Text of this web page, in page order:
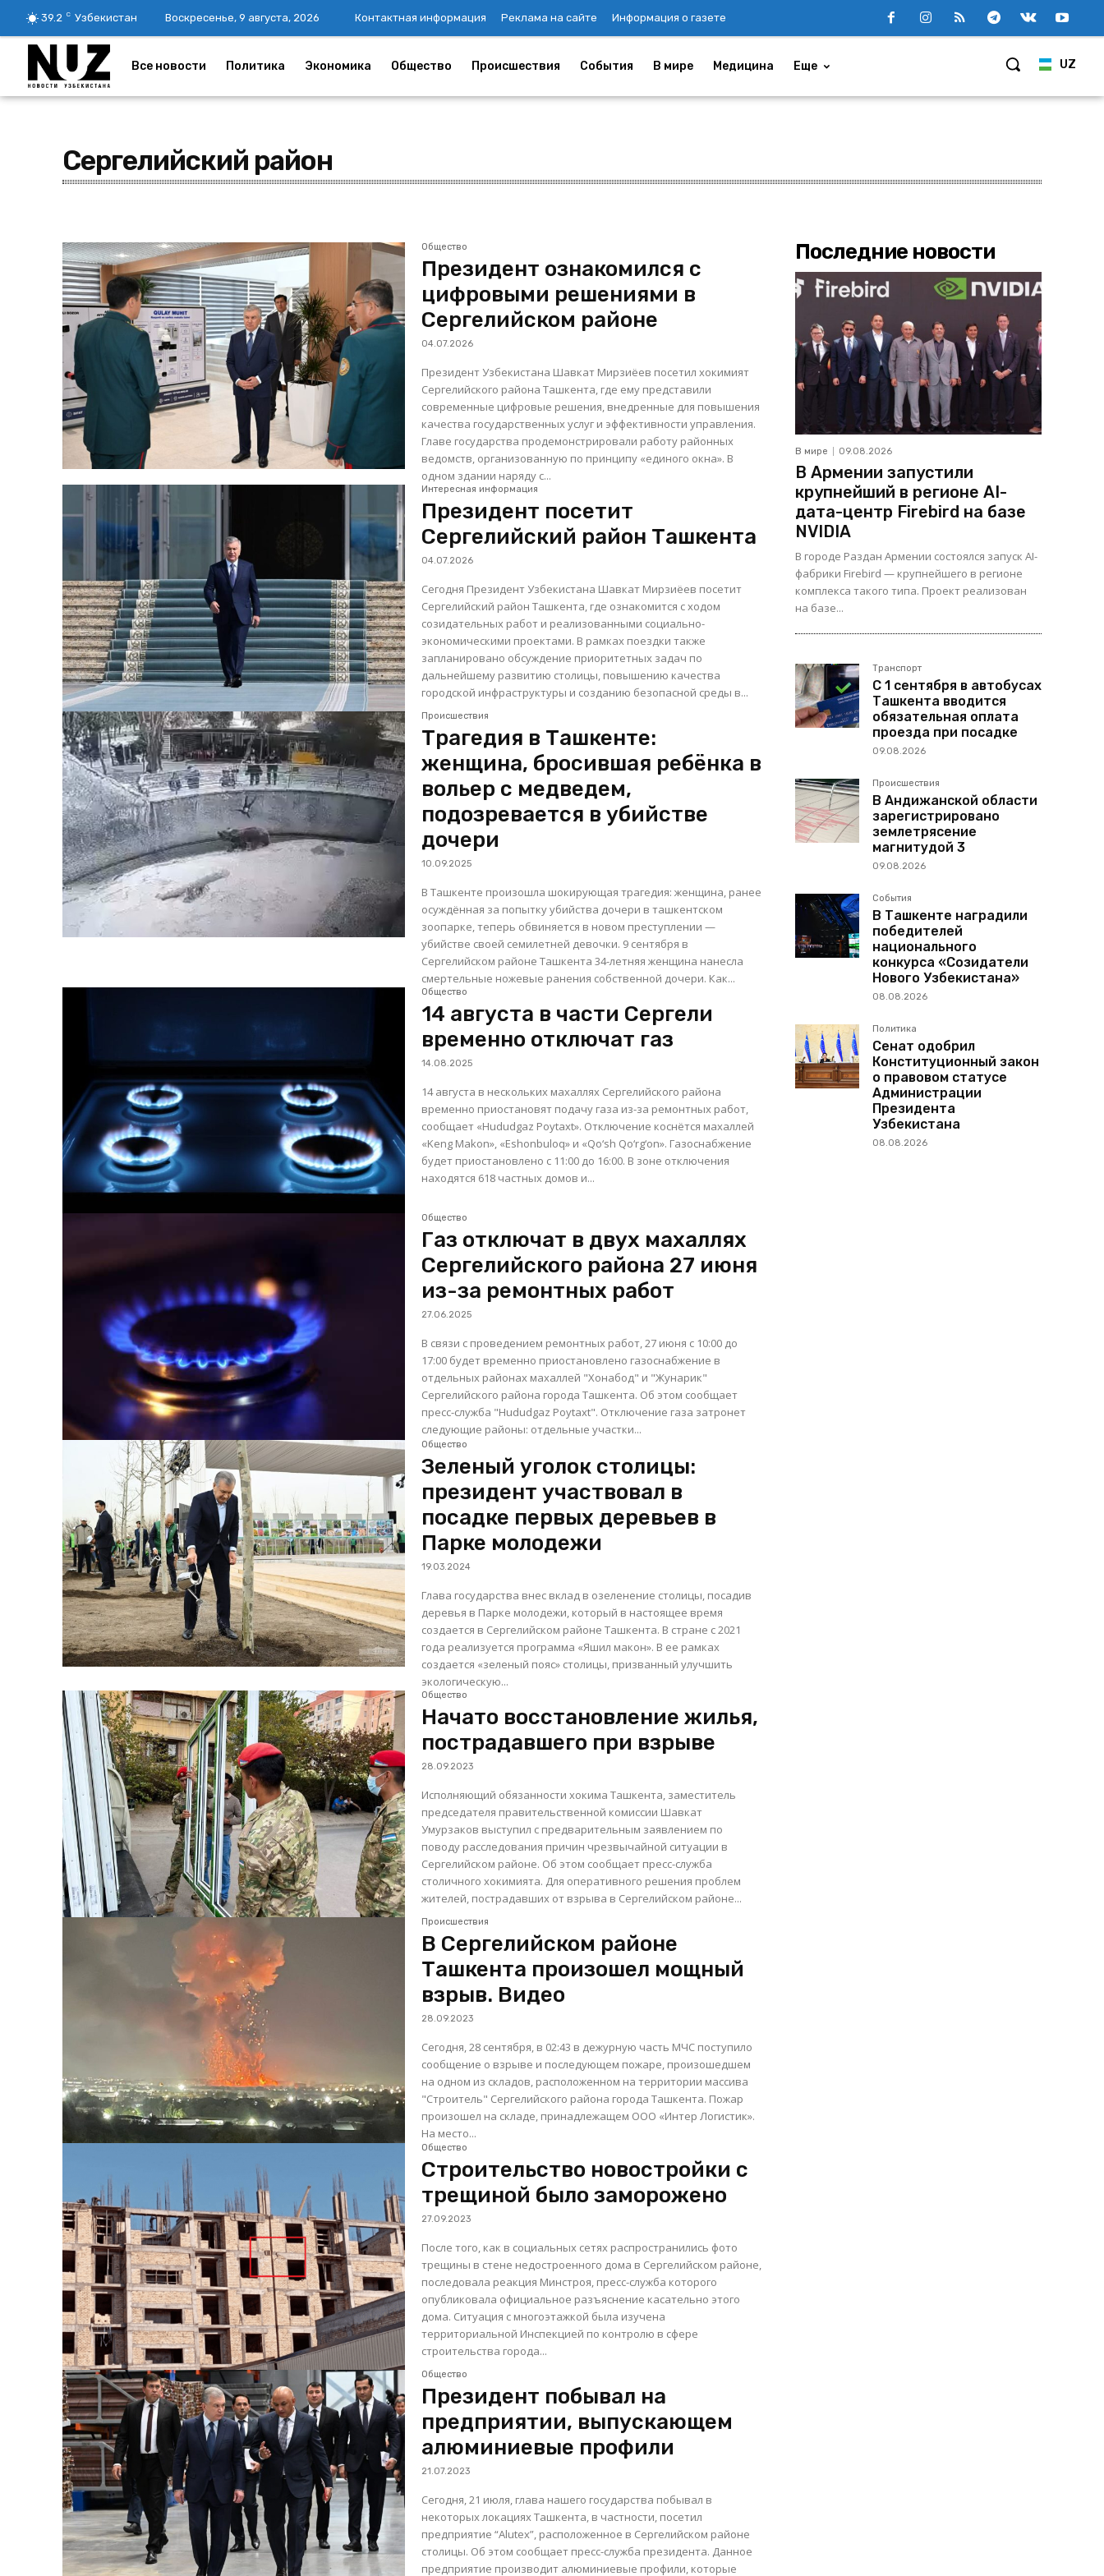
39.2 C Узбекистан Воскресенье, 9 августа, 2026 Контактная информация Реклама на сайте Информация о газете
UZ
Все новости Политика Экономика Общество Происшествия События В мире Медицина Еще
Сергелийский район
Общество
Президент ознакомился с
цифровыми решениями в
Сергелийском районе
04.07.2026
Президент Узбекистана Шавкат Мирзиёев посетил хокимият
Сергелийского района Ташкента, где ему представили
современные цифровые решения, внедренные для повышения
качества государственных услуг и эффективности управления.
Главе государства продемонстрировали работу районных
ведомств, организованную по принципу «единого окна». В
одном здании наряду с...
Интересная информация
Президент посетит
Сергелийский район Ташкента
04.07.2026
Сегодня Президент Узбекистана Шавкат Мирзиёев посетит
Сергелийский район Ташкента, где ознакомится с ходом
созидательных работ и реализованными социально-
экономическими проектами. В рамках поездки также
запланировано обсуждение приоритетных задач по
дальнейшему развитию столицы, повышению качества
городской инфраструктуры и созданию безопасной среды в...
Происшествия
Трагедия в Ташкенте:
женщина, бросившая ребёнка в
вольер с медведем,
подозревается в убийстве
дочери
10.09.2025
В Ташкенте произошла шокирующая трагедия: женщина, ранее
осуждённая за попытку убийства дочери в ташкентском
зоопарке, теперь обвиняется в новом преступлении —
убийстве своей семилетней девочки. 9 сентября в
Сергелийском районе Ташкента 34-летняя женщина нанесла
смертельные ножевые ранения собственной дочери. Как...
Общество
14 августа в части Сергели
временно отключат газ
14.08.2025
14 августа в нескольких махаллях Сергелийского района
временно приостановят подачу газа из-за ремонтных работ,
сообщает «Hududgaz Poytaxt». Отключение коснётся махаллей
«Keng Makon», «Eshonbuloq» и «Qo‘sh Qo‘rg‘on». Газоснабжение
будет приостановлено с 11:00 до 16:00. В зоне отключения
находятся 618 частных домов и...
Общество
Газ отключат в двух махаллях
Сергелийского района 27 июня
из-за ремонтных работ
27.06.2025
В связи с проведением ремонтных работ, 27 июня с 10:00 до
17:00 будет временно приостановлено газоснабжение в
отдельных районах махаллей "Хонабод" и "Жунарик"
Сергелийского района города Ташкента. Об этом сообщает
пресс-служба "Hududgaz Poytaxt". Отключение газа затронет
следующие районы: отдельные участки...
Общество
Зеленый уголок столицы:
президент участвовал в
посадке первых деревьев в
Парке молодежи
19.03.2024
Глава государства внес вклад в озеленение столицы, посадив
деревья в Парке молодежи, который в настоящее время
создается в Сергелийском районе Ташкента. В стране с 2021
года реализуется программа «Яшил макон». В ее рамках
создается «зеленый пояс» столицы, призванный улучшить
экологическую...
Общество
Начато восстановление жилья,
пострадавшего при взрыве
28.09.2023
Исполняющий обязанности хокима Ташкента, заместитель
председателя правительственной комиссии Шавкат
Умурзаков выступил с предварительным заявлением по
поводу расследования причин чрезвычайной ситуации в
Сергелийском районе. Об этом сообщает пресс-служба
столичного хокимията. Для оперативного решения проблем
жителей, пострадавших от взрыва в Сергелийском районе...
Происшествия
В Сергелийском районе
Ташкента произошел мощный
взрыв. Видео
28.09.2023
Сегодня, 28 сентября, в 02:43 в дежурную часть МЧС поступило
сообщение о взрыве и последующем пожаре, произошедшем
на одном из складов, расположенном на территории массива
"Строитель" Сергелийского района города Ташкента. Пожар
произошел на складе, принадлежащем ООО «Интер Логистик».
На место...
Общество
Строительство новостройки с
трещиной было заморожено
27.09.2023
После того, как в социальных сетях распространились фото
трещины в стене недостроенного дома в Сергелийском районе,
последовала реакция Минстроя, пресс-служба которого
опубликовала официальное разъяснение касательно этого
дома. Ситуация с многоэтажкой была изучена
территориальной Инспекцией по контролю в сфере
строительства города...
Общество
Президент побывал на
предприятии, выпускающем
алюминиевые профили
21.07.2023
Сегодня, 21 июля, глава нашего государства побывал в
некоторых локациях Ташкента, в частности, посетил
предприятие “Alutex”, расположенное в Сергелийском районе
столицы. Об этом сообщает пресс-служба президента. Данное
предприятие производит алюминиевые профили, которые
Последние новости
В мире 09.08.2026
В Армении запустили
крупнейший в регионе AI-
дата-центр Firebird на базе
NVIDIA
В городе Раздан Армении состоялся запуск AI-
фабрики Firebird — крупнейшего в регионе
комплекса такого типа. Проект реализован
на базе...
Транспорт
С 1 сентября в автобусах
Ташкента вводится
обязательная оплата
проезда при посадке
09.08.2026
Происшествия
В Андижанской области
зарегистрировано
землетрясение
магнитудой 3
09.08.2026
События
В Ташкенте наградили
победителей
национального
конкурса «Созидатели
Нового Узбекистана»
08.08.2026
Политика
Сенат одобрил
Конституционный закон
о правовом статусе
Администрации
Президента
Узбекистана
08.08.2026